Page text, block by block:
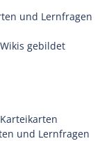
und Lernfragen
gebildet
und Lernfragen